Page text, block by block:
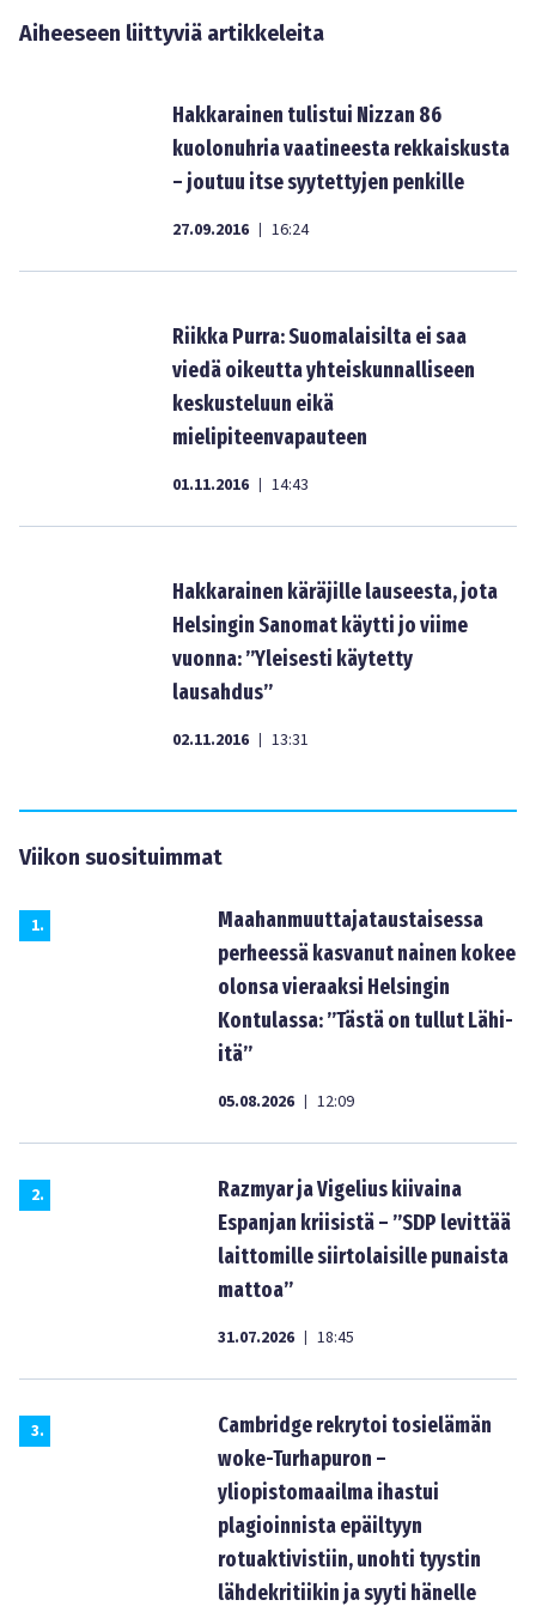
Aiheeseen liittyviä artikkeleita
Hakkarainen tulistui Nizzan 86
kuolonuhria vaatineesta rekkaiskusta
– joutuu itse syytettyjen penkille
27.09.2016 | 16:24
Riikka Purra: Suomalaisilta ei saa
viedä oikeutta yhteiskunnalliseen
keskusteluun eikä
mielipiteenvapauteen
01.11.2016 | 14:43
Hakkarainen käräjille lauseesta, jota
Helsingin Sanomat käytti jo viime
vuonna: ”Yleisesti käytetty
lausahdus”
02.11.2016 | 13:31
Viikon suosituimmat
1.
Maahanmuuttajataustaisessa
perheessä kasvanut nainen kokee
olonsa vieraaksi Helsingin
Kontulassa: ”Tästä on tullut Lähi-
itä”
05.08.2026 | 12:09
2.
Razmyar ja Vigelius kiivaina
Espanjan kriisistä – ”SDP levittää
laittomille siirtolaisille punaista
mattoa”
31.07.2026 | 18:45
3.
Cambridge rekrytoi tosielämän
woke-Turhapuron –
yliopistomaailma ihastui
plagioinnista epäiltyyn
rotuaktivistiin, unohti tyystin
lähdekritiikin ja syyti hänelle